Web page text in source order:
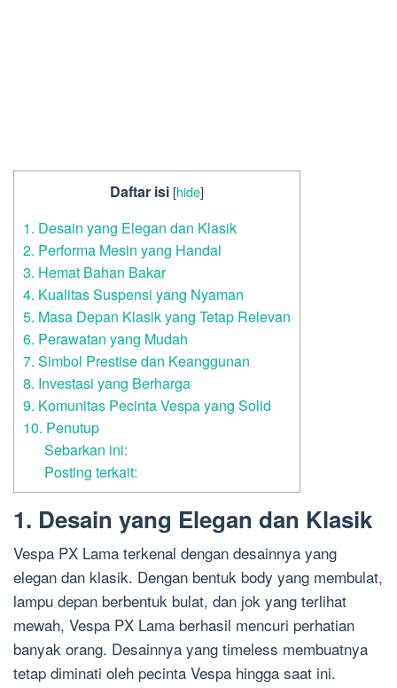
Daftar isi [hide]
1. Desain yang Elegan dan Klasik
2. Performa Mesin yang Handal
3. Hemat Bahan Bakar
4. Kualitas Suspensi yang Nyaman
5. Masa Depan Klasik yang Tetap Relevan
6. Perawatan yang Mudah
7. Simbol Prestise dan Keanggunan
8. Investasi yang Berharga
9. Komunitas Pecinta Vespa yang Solid
10. Penutup
Sebarkan ini:
Posting terkait:
1. Desain yang Elegan dan Klasik
Vespa PX Lama terkenal dengan desainnya yang
elegan dan klasik. Dengan bentuk body yang membulat,
lampu depan berbentuk bulat, dan jok yang terlihat
mewah, Vespa PX Lama berhasil mencuri perhatian
banyak orang. Desainnya yang timeless membuatnya
tetap diminati oleh pecinta Vespa hingga saat ini.